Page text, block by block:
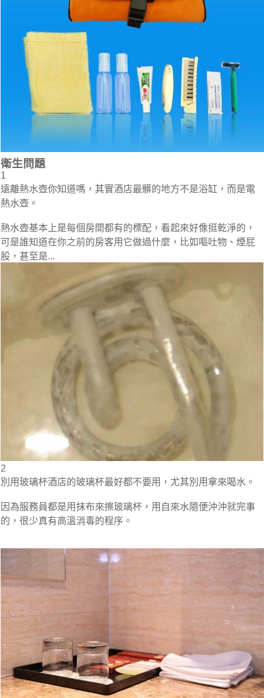
衛生問題
1
遠離熱水壺你知道嗎，其實酒店最髒的地方不是浴缸，而是電
熱水壺。
熱水壺基本上是每個房間都有的標配，看起來好像挺乾淨的，
可是誰知道在你之前的房客用它做過什麼，比如嘔吐物、煙屁
股，甚至是...
2
別用玻璃杯酒店的玻璃杯最好都不要用，尤其別用拿來喝水。
因為服務員都是用抹布來擦玻璃杯，用自來水隨便沖沖就完事
的，很少真有高溫消毒的程序。